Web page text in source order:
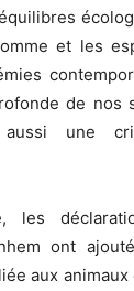
et les
de nos
aussi une
les
ont
aux